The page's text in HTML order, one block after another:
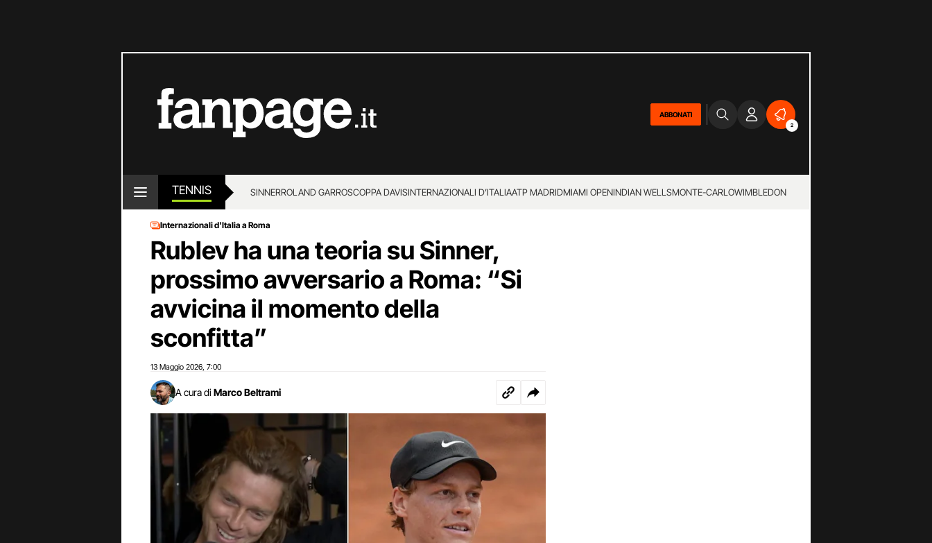
ABBONATI
2
TENNIS SINNERROLAND GARROSCOPPA DAVISINTERNAZIONALI D’ITALIAATP MADRIDMIAMI OPENINDIAN WELLSMONTE-CARLOWIMBLEDON
Internazionali d'Italia a Roma
Rublev ha una teoria su Sinner,
prossimo avversario a Roma: “Si
avvicina il momento della
sconfitta”
13 Maggio 2026 7:00
A cura di Marco Beltrami